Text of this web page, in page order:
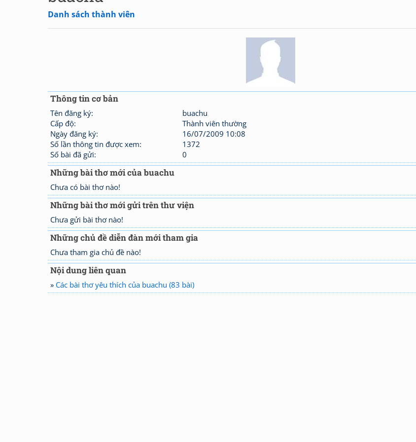
Danh sách thành viên
Thông tin cơ bản
Tên đăng ký:
buachu
Cấp độ:
Thành viên thường
Ngày đăng ký:
16/07/2009 10:08
Số lần thông tin được xem:
1372
Số bài đã gửi:
0
Những bài thơ mới của buachu
Chưa có bài thơ nào!
Những bài thơ mới gửi trên thư viện
Chưa gửi bài thơ nào!
Những chủ đề diễn đàn mới tham gia
Chưa tham gia chủ đề nào!
Nội dung liên quan
» Các bài thơ yêu thích của buachu (83 bài)